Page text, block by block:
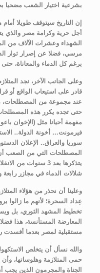
بشرعية اختيار الشعب مضحيا
إن التاريخ سيتوقف طويلا
أجل حرية وكرامة مصر والذي
الشهداء وعشرات الآلاف من
مرسي، فضلا عن إصرار ثوار
برغم كل الدماء والمعاناة،
وعلى الجانب الآخر، نجد
قادر على استيعاب الواقع أو
عند مجموعة من المصطلحات،
حتى تجده يكرر هذه
مفهمة أحيانا مثل (الإخوان
فيرمونت… أخونة الدولة..
سوريا والعراق.. الإعلان
المصطلحات التي من الصعب
يتذكرها بعد 3
شلالات الدماء في مجازر رابعة
وعلينا أن نحذر من هؤلاء
عِداد السحرة؛ لأنهم ما زالوا
تخطيط المشهد الثوري، بل
المعارضة المستأنسة، هذا
مستقبلية لمصر بعدما أفسدت
والله نسأل أن يتخلص
حمى المتلازمة وهلوساتها،
الجناة والمجرمون الذين